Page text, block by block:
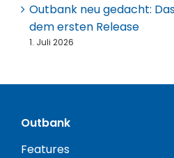
Outbank neu gedacht:
dem ersten Release
1. Juli 2026
Outbank
Features